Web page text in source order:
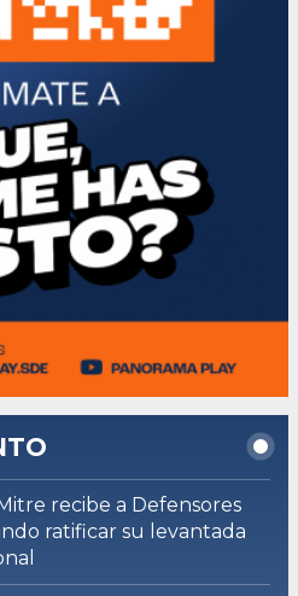
recibe a Defensores
ratificar su levantada